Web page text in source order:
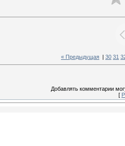
« Предыдущая 30 31
Добавлять комментарии
[